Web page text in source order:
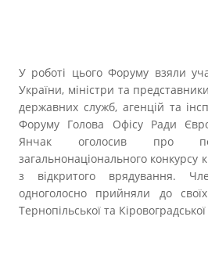
У роботі цього Форуму взяли
України, міністри та
державних служб, агенцій та
Форуму Голова Офісу Ради
Янчак оголосив про
загальнонаціонального
з відкритого врядування.
одноголосно прийняли до
Тернопільської та Кіровоградської